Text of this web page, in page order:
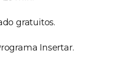
gratuitos.
Insertar.